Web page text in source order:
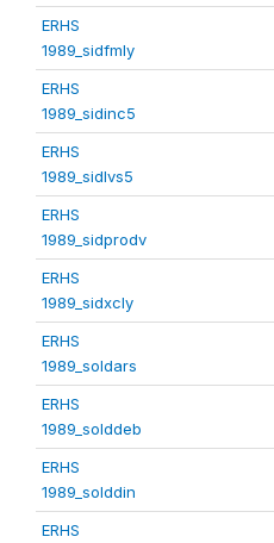
ERHS
1989_sidfmly
ERHS
1989_sidinc5
ERHS
1989_sidlvs5
ERHS
1989_sidprodv
ERHS
1989_sidxcly
ERHS
1989_soldars
ERHS
1989_solddeb
ERHS
1989_solddin
ERHS